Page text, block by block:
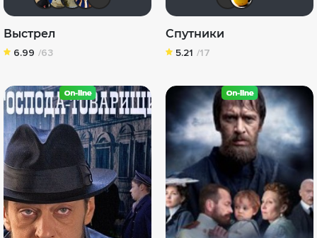
Выстрел
6.99 /63
Спутники
5.21 /17